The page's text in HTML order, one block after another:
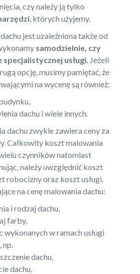
czy należy ją tylko
, których użyjemy.
jest uzależniona także od
samodzielnie, czy
usługi. Jeżeli
opcję, musimy pamiętać, że
na wycenę są również:
dachu i wiele innych.
dachu zwykle zawiera ceny za
Całkowity koszt malowania
czynników natomiast
należy uwzględnić koszt
robocizny oraz koszt usługi.
na cenę malowania dachu:
i rodzaj dachu,
farby,
wykonanych w ramach usługi
np.
dachu,
dachu,